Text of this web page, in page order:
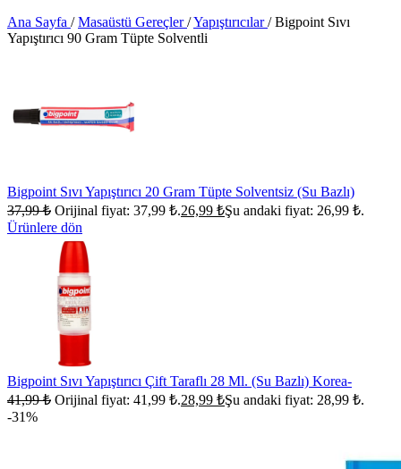
Ana Sayfa / Masaüstü Gereçler/Yapıştırıcılar/ Bigpoint Sıvı
Yapıştırıcı 90 Gram Tüpte Solventli
Bigpoint Sıvı Yapıştırıcı 20 Gram Tüpte Solventsiz (Su Bazlı)
37,99₺ Orijinal fiyat: 37,99 ₺.26,99 ₺Şu andaki fiyat: 26,99 ₺.
Ürünlere dön
Bigpoint Sıvı Yapıştırıcı Çift Taraflı 28 Ml. (Su Bazlı) Korea-
41,99₺ Orijinal fiyat: 41,99 ₺.28,99 ₺Şu andaki fiyat: 28,99 ₺.
-31%